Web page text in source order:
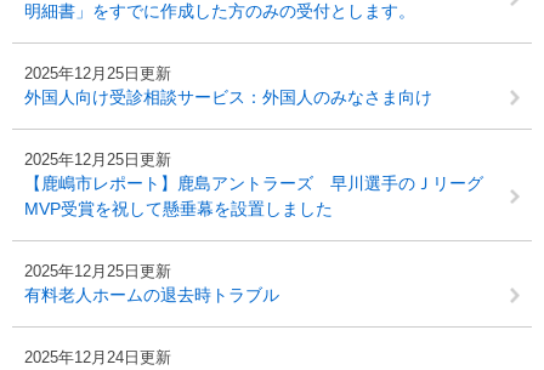
明細書」をすでに作成した方のみの受付とします。
2025年12月25日更新
外国人向け受診相談サービス：外国人のみなさま向け
2025年12月25日更新
【鹿嶋市レポート】鹿島アントラーズ 早川選手のＪリーグ
MVP受賞を祝して懸垂幕を設置しました
2025年12月25日更新
有料老人ホームの退去時トラブル
2025年12月24日更新